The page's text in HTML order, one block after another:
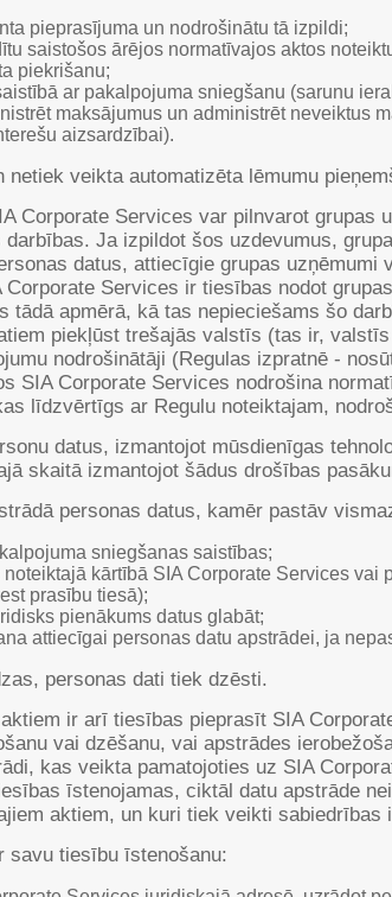
pieprasījuma un nodrošinātu tā izpildi;
saistošos ārējos normatīvajos aktos
piekrišanu;
ar pakalpojuma sniegšanu (sarunu
maksājumus un administrēt neveiktus
aizsardzībai).
veikta automatizēta lēmumu
Corporate Services var pilnvarot grupas
Ja izpildot šos uzdevumus,
datus, attiecīgie grupas
Services ir tiesības nodot
tādā apmērā, kā tas nepieciešams šo
piekļūst trešajās valstīs (tas ir,
nodrošinātāji (Regulas izpratnē -
SIA Corporate Services nodrošina
līdzvērtīgs ar Regulu noteiktajam,
datus, izmantojot mūsdienīgas
skaitā izmantojot šādus drošības
personas datus, kamēr pastāv
sniegšanas saistības;
kārtībā SIA Corporate Services
prasību tiesā);
pienākums datus glabāt;
attiecīgai personas datu apstrādei, ja
personas dati tiek dzēsti.
ir arī tiesības pieprasīt SIA
vai dzēšanu, vai apstrādes
kas veikta pamatojoties uz SIA
īstenojamas, ciktāl datu apstrāde
aktiem, un kuri tiek veikti sabiedrības
savu tiesību īstenošanu: